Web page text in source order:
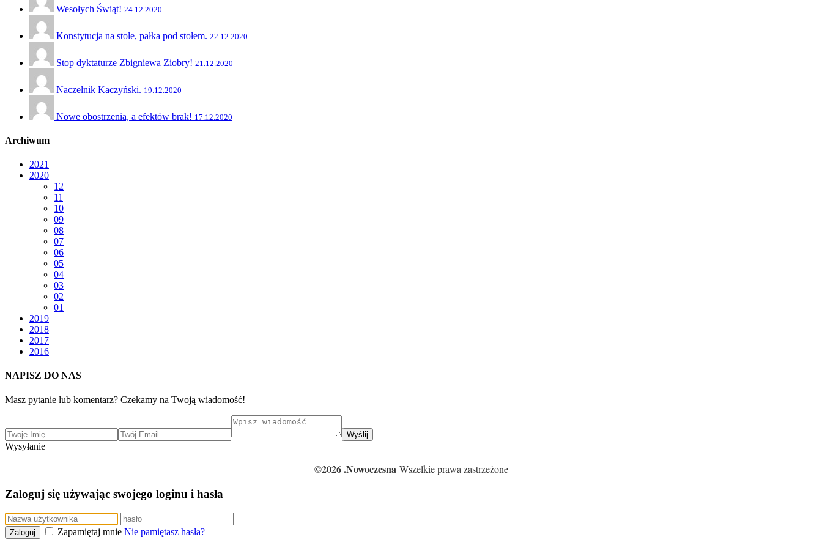
Wesołych Świąt! 24.12.2020
Konstytucja na stole, pałka pod stołem. 22.12.2020
Stop dyktaturze Zbigniewa Ziobry! 21.12.2020
Naczelnik Kaczyński. 19.12.2020
Nowe obostrzenia, a efektów brak! 17.12.2020
Archiwum
2021
2020
12
11
10
09
08
07
06
05
04
03
02
01
2019
2018
2017
2016
NAPISZ DO NAS
Masz pytanie lub komentarz? Czekamy na Twoją wiadomość!
Wyślij
Wysyłanie
©2026 .Nowoczesna Wszelkie prawa zastrzeżone
Zaloguj się używając swojego loginu i hasła
Zaloguj Zapamiętaj mnie Nie pamiętasz hasła?